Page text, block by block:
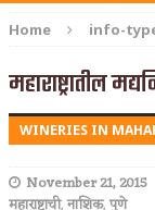
Home info-
महाराष्ट्रातील
WINERIES IN
November 21, 2015
महाराष्ट्राची,नाशिक,पुणे